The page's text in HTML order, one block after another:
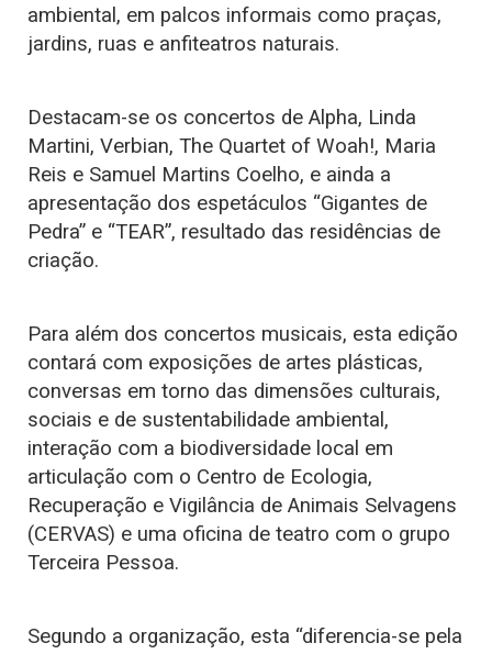
ambiental, em palcos informais como praças,
jardins, ruas e anfiteatros naturais.
Destacam-se os concertos de Alpha, Linda
Martini, Verbian, The Quartet of Woah!, Maria
Reis e Samuel Martins Coelho, e ainda a
apresentação dos espetáculos “Gigantes de
Pedra” e “TEAR”, resultado das residências de
criação.
Para além dos concertos musicais, esta edição
contará com exposições de artes plásticas,
conversas em torno das dimensões culturais,
sociais e de sustentabilidade ambiental,
interação com a biodiversidade local em
articulação com o Centro de Ecologia,
Recuperação e Vigilância de Animais Selvagens
(CERVAS) e uma oficina de teatro com o grupo
Terceira Pessoa.
Segundo a organização, esta “diferencia-se pela